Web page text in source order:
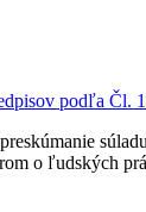
podľa
o ľudských